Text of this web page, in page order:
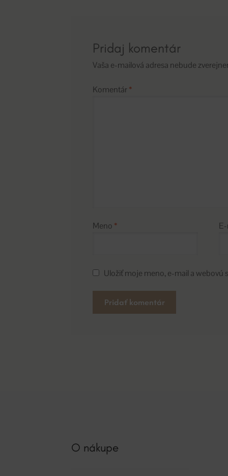
Pridaj komentár
Vaša e-mailová adresa nebude
Komentár*
Meno *
Uložiť moje meno, e-mail a
e
O nákupe